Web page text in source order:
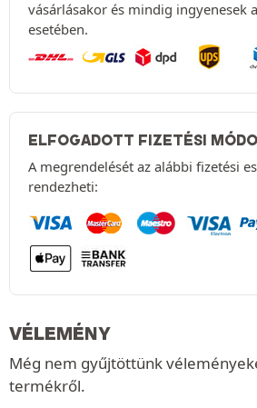
vásárlásakor és mindig ingyenesek
esetében.
ELFOGADOTT FIZETÉSI
A megrendelését az alábbi fizetési
rendezheti:
VÉLEMÉNY
Még nem gyűjtöttünk
termékről.